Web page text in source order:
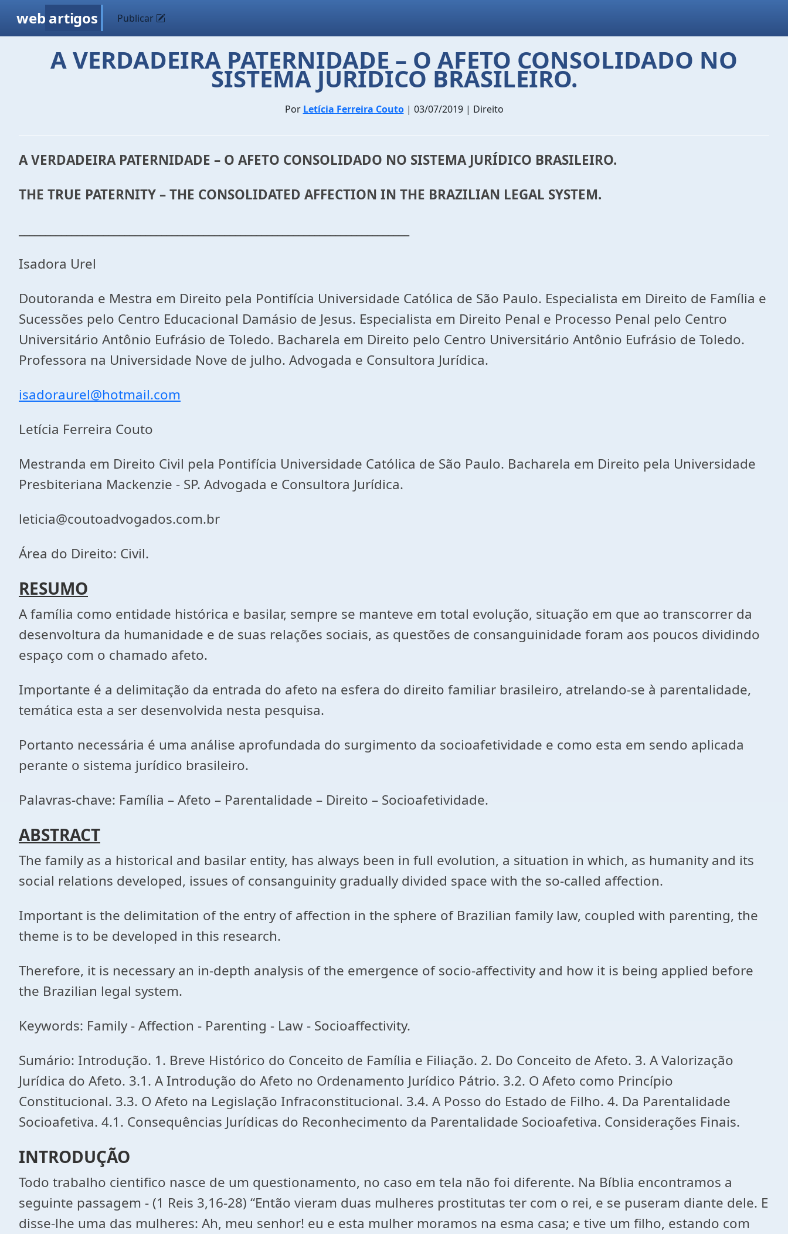
web artigos Publicar
A VERDADEIRA PATERNIDADE – O AFETO CONSOLIDADO NO
SISTEMA JURÍDICO BRASILEIRO.
Por Letícia Ferreira Couto| 03/07/2019 | Direito
A VERDADEIRA PATERNIDADE – O AFETO CONSOLIDADO NO SISTEMA JURÍDICO BRASILEIRO.
THE TRUE PATERNITY – THE CONSOLIDATED AFFECTION IN THE BRAZILIAN LEGAL SYSTEM.
Isadora Urel
Doutoranda e Mestra em Direito pela Pontifícia Universidade Católica de São Paulo. Especialista em Direito de Família e
Sucessões pelo Centro Educacional Damásio de Jesus. Especialista em Direito Penal e Processo Penal pelo Centro
Universitário Antônio Eufrásio de Toledo. Bacharela em Direito pelo Centro Universitário Antônio Eufrásio de Toledo.
Professora na Universidade Nove de julho. Advogada e Consultora Jurídica.
isadoraurel@hotmail.com
Letícia Ferreira Couto
Mestranda em Direito Civil pela Pontifícia Universidade Católica de São Paulo. Bacharela em Direito pela Universidade
Presbiteriana Mackenzie - SP. Advogada e Consultora Jurídica.
leticia@coutoadvogados.com.br
Área do Direito: Civil.
RESUMO
A família como entidade histórica e basilar, sempre se manteve em total evolução, situação em que ao transcorrer da
desenvoltura da humanidade e de suas relações sociais, as questões de consanguinidade foram aos poucos dividindo
espaço com o chamado afeto.
Importante é a delimitação da entrada do afeto na esfera do direito familiar brasileiro, atrelando-se à parentalidade,
temática esta a ser desenvolvida nesta pesquisa.
Portanto necessária é uma análise aprofundada do surgimento da socioafetividade e como esta em sendo aplicada
perante o sistema jurídico brasileiro.
Palavras-chave: Família – Afeto – Parentalidade – Direito – Socioafetividade.
ABSTRACT
The family as a historical and basilar entity, has always been in full evolution, a situation in which, as humanity and its
social relations developed, issues of consanguinity gradually divided space with the so-called affection.
Important is the delimitation of the entry of affection in the sphere of Brazilian family law, coupled with parenting, the
theme is to be developed in this research.
Therefore, it is necessary an in-depth analysis of the emergence of socio-affectivity and how it is being applied before
the Brazilian legal system.
Keywords: Family - Affection - Parenting - Law - Socioaffectivity.
Sumário: Introdução. 1. Breve Histórico do Conceito de Família e Filiação. 2. Do Conceito de Afeto. 3. A Valorização
Jurídica do Afeto. 3.1. A Introdução do Afeto no Ordenamento Jurídico Pátrio. 3.2. O Afeto como Princípio
Constitucional. 3.3. O Afeto na Legislação Infraconstitucional. 3.4. A Posso do Estado de Filho. 4. Da Parentalidade
Socioafetiva. 4.1. Consequências Jurídicas do Reconhecimento da Parentalidade Socioafetiva. Considerações Finais.
INTRODUÇÃO
Todo trabalho cientifico nasce de um questionamento, no caso em tela não foi diferente. Na Bíblia encontramos a
seguinte passagem - (1 Reis 3,16-28) “Então vieram duas mulheres prostitutas ter com o rei, e se puseram diante dele. E
disse-lhe uma das mulheres: Ah, meu senhor! eu e esta mulher moramos na esma casa; e tive um filho, estando com